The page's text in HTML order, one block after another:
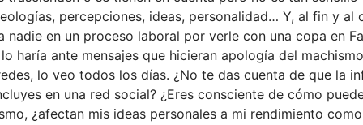
percepciones, ideas, personalidad… Y, al fin y
en un proceso laboral por verle con una copa en
haría ante mensajes que hicieran apología del
lo veo todos los días. ¿No te das cuenta de que la
en una red social? ¿Eres consciente de cómo
¿afectan mis ideas personales a mi rendimiento